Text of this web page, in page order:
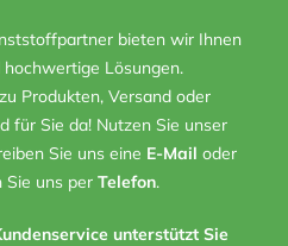
bieten wir Ihnen
hochwertige Lösungen.
Produkten, Versand oder
für Sie da! Nutzen Sie unser
Sie uns eine E-Mail oder
Sie uns per Telefon.
unterstützt Sie